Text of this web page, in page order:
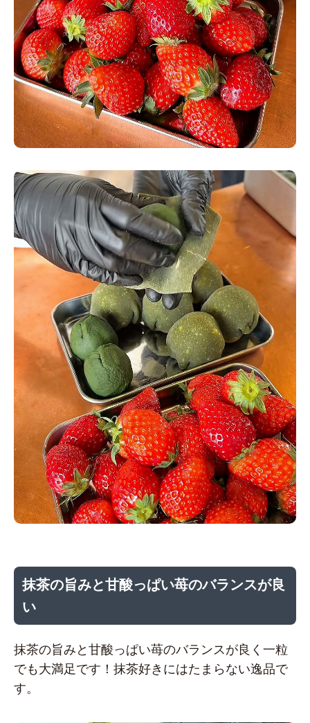
抹茶の旨みと甘酸っぱい苺のバランスが良
い
抹茶の旨みと甘酸っぱい苺のバランスが良く一粒
でも大満足です！抹茶好きにはたまらない逸品で
す。